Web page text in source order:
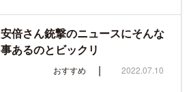
安倍さん銃撃のニュースにそんな
事あるのとビックリ
おすすめ | 2022.07.10